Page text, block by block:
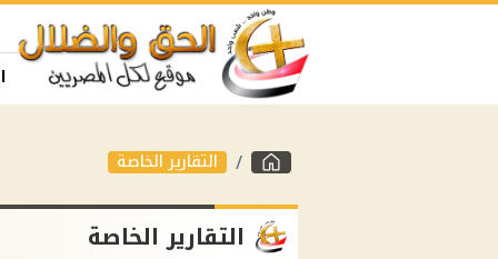
التقارير الخاصة
التقارير الخاصة